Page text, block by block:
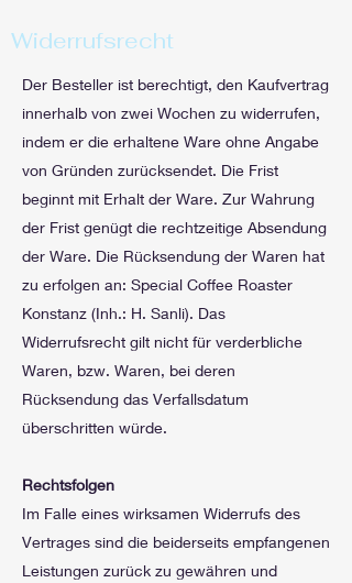
Widerrufsrecht
Der Besteller ist berechtigt, den Kaufvertrag
innerhalb von zwei Wochen zu widerrufen,
indem er die erhaltene Ware ohne Angabe
von Gründen zurücksendet. Die Frist
beginnt mit Erhalt der Ware. Zur Wahrung
der Frist genügt die rechtzeitige Absendung
der Ware. Die Rücksendung der Waren hat
zu erfolgen an: Special Coffee Roaster
Konstanz (Inh.: H. Sanli). Das
Widerrufsrecht gilt nicht für verderbliche
Waren, bzw. Waren, bei deren
Rücksendung das Verfallsdatum
überschritten würde.
Rechtsfolgen
Im Falle eines wirksamen Widerrufs des
Vertrages sind die beiderseits empfangenen
Leistungen zurück zu gewähren und